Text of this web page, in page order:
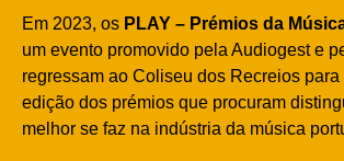
Em 2023, os PLAY – Prémios da
um evento promovido pela Audiogest e
regressam ao Coliseu dos Recreios para
edição dos prémios que procuram
melhor se faz na indústria da música